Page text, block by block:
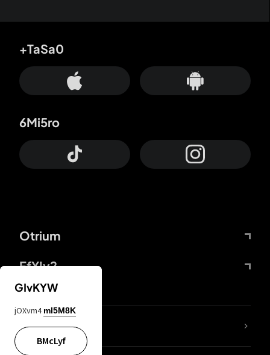
Otrium
FfYIy2
+TaSa0
6Mi5ro
ZbBJcb
GIvKYW
jOXvm4 mI5M8K
BMcLyf